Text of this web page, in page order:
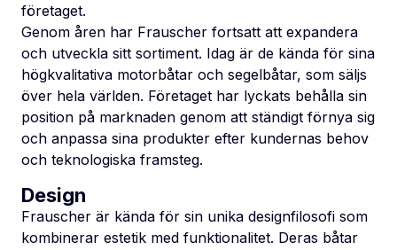
företaget.
Genom åren har Frauscher fortsatt att expandera
och utveckla sitt sortiment. Idag är de kända för sina
högkvalitativa motorbåtar och segelbåtar, som säljs
över hela världen. Företaget har lyckats behålla sin
position på marknaden genom att ständigt förnya sig
och anpassa sina produkter efter kundernas behov
och teknologiska framsteg.
Design
Frauscher är kända för sin unika designfilosofi som
kombinerar estetik med funktionalitet. Deras båtar